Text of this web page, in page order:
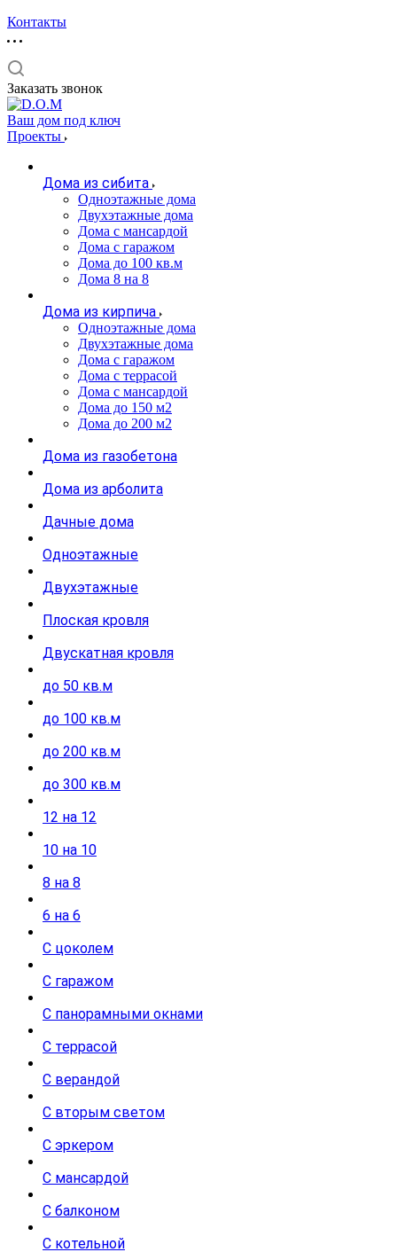
Контакты
Заказать звонок
Ваш дом под ключ
Проекты
Дома из сибита
Одноэтажные дома
Двухэтажные дома
Дома с мансардой
Дома с гаражом
Дома до 100 кв.м
Дома 8 на 8
Дома из кирпича
Одноэтажные дома
Двухэтажные дома
Дома с гаражом
Дома с террасой
Дома с мансардой
Дома до 150 м2
Дома до 200 м2
Дома из газобетона
Дома из арболита
Дачные дома
Одноэтажные
Двухэтажные
Плоская кровля
Двускатная кровля
до 50 кв.м
до 100 кв.м
до 200 кв.м
до 300 кв.м
12 на 12
10 на 10
8 на 8
6 на 6
С цоколем
С гаражом
С панорамными окнами
С террасой
С верандой
С вторым светом
С эркером
С мансардой
С балконом
С котельной